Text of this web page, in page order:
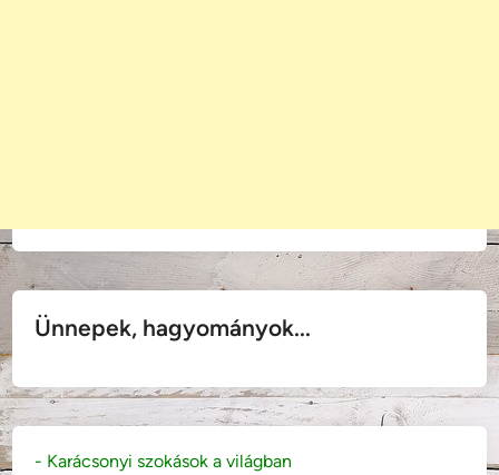
Ünnepek, hagyományok...
- Karácsonyi szokások a világban